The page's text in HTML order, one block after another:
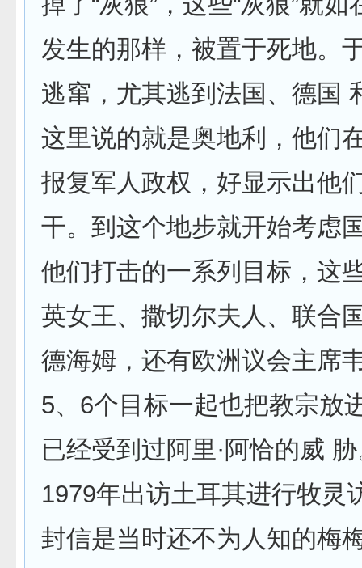
发生的那样，被置于死地。
逃窜，尤其逃到法国、德国
这里说的就是奥地利，他们
报复军人政权，好显示出他
干。到这个地步就开始考虑
他们打击的一系列目标，这
英女王、撒切尔夫人、联合
德海姆，还有欧洲议会主席
5、6个目标一起也把教宗放
已经受到过阿里·阿恰的威
1979年出访土耳其进行牧灵
封信是当时还不为人知的梅